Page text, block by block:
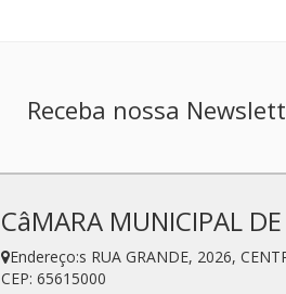
Receba nossa
CâMARA MUNICIPAL
Endereço:s RUA GRANDE, 2026,
CEP: 65615000